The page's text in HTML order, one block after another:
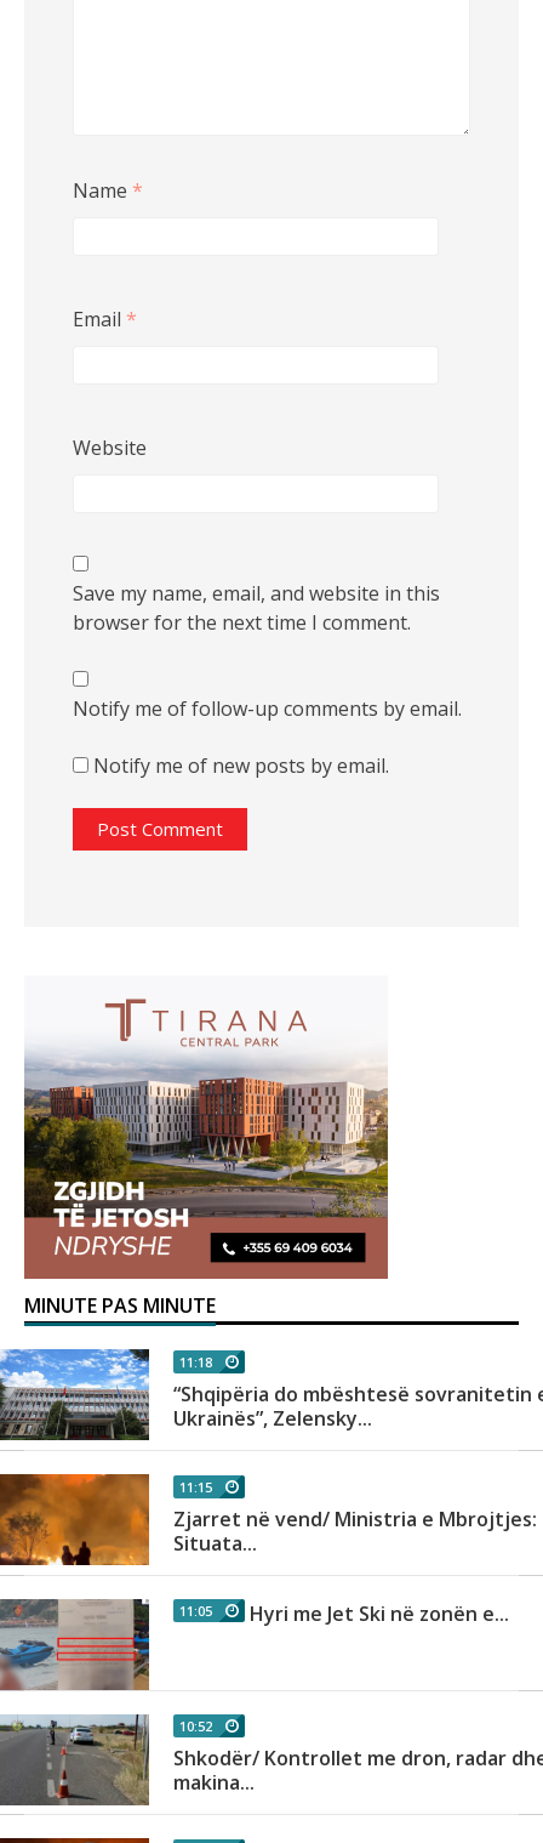
Name *
Email *
Website
Save my name, email, and website in this
browser for the next time I comment.
Notify me of follow-up comments by email.
Notify me of new posts by email.
MINUTE PAS MINUTE
11:18
“Shqipëria do mbështesë sovranitetin
Ukrainës”, Zelensky...
11:15
Zjarret në vend/ Ministria e Mbrojtjes:
Situata...
11:05 Hyri me Jet Ski në zonën e...
10:52
Shkodër/ Kontrollet me dron, radar
makina...